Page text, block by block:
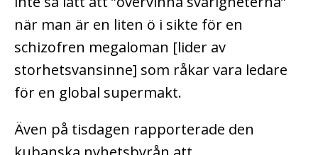
när man är en liten ö i sikte för en
schizofren megaloman [lider av
storhetsvansinne] som råkar vara ledare
för en global supermakt.
Även på tisdagen rapporterade den